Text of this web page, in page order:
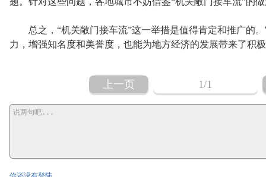
总之，“机关敞门接车流”这一举措是值得肯定和推广的。
力，增强知名度和美誉度，也能为地方经济的发展带来了积
上一页 1/1